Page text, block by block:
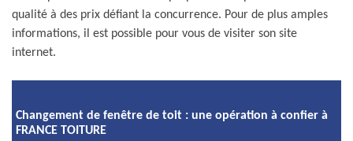
qualité à des prix défiant la concurrence. Pour de plus amples
informations, il est possible pour vous de visiter son site
internet.
Changement de fenêtre de toit : une opération à confier à
FRANCE TOITURE